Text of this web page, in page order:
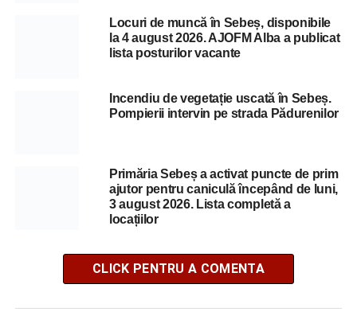
Locuri de muncă în Sebeș, disponibile
la 4 august 2026. AJOFM Alba a publicat
lista posturilor vacante
Incendiu de vegetație uscată în Sebeș.
Pompierii intervin pe strada Pădurenilor
Primăria Sebeș a activat puncte de prim
ajutor pentru caniculă începând de luni,
3 august 2026. Lista completă a
locațiilor
CLICK PENTRU A COMENTA